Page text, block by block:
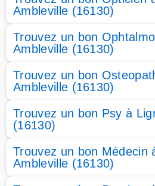
Ambleville (16130)
Trouvez un bon
Ambleville (16130)
Trouvez un bon
Ambleville (16130)
Trouvez un bon Psy à
(16130)
Trouvez un bon Médecin
Ambleville (16130)